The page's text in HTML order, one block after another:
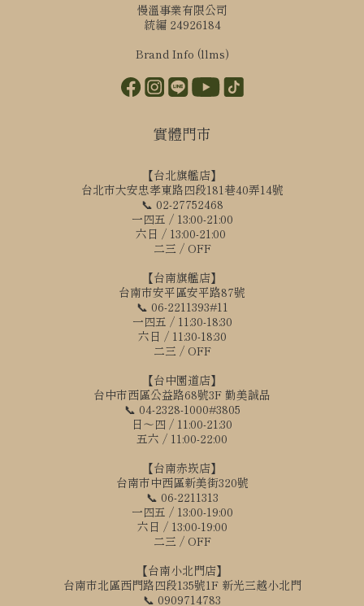
慢溫事業有限公司
統編 24926184
Brand Info (llms)
實體門市
【台北旗艦店】
台北市大安忠孝東路四段181巷40弄14號
📞 02-27752468
一四五 / 13:00-21:00
六日 / 13:00-21:00
二三 / OFF
【台南旗艦店】
台南市安平區安平路87號
📞 06-2211393#11
一四五 / 11:30-18:30
六日 / 11:30-18:30
二三 / OFF
【台中園道店】
台中市西區公益路68號3F 勤美誠品
📞 04-2328-1000#3805
日～四 / 11:00-21:30
五六 / 11:00-22:00
【台南赤崁店】
台南市中西區新美街320號
📞 06-2211313
一四五 / 13:00-19:00
六日 / 13:00-19:00
二三 / OFF
【台南小北門店】
台南市北區西門路四段135號1F 新光三越小北門
📞 0909714783